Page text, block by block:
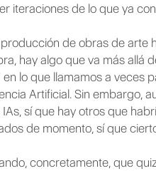
iteraciones de lo que ya
de obras de arte
hay algo que va más allá
en lo que llamamos a veces
Artificial. Sin embargo,
sí que hay otros que
de momento, sí que
concretamente, que